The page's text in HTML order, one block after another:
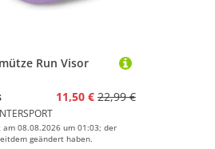
Run Visor
11,50 € 22,99 €
08.08.2026 um 01:03; der
geändert haben.